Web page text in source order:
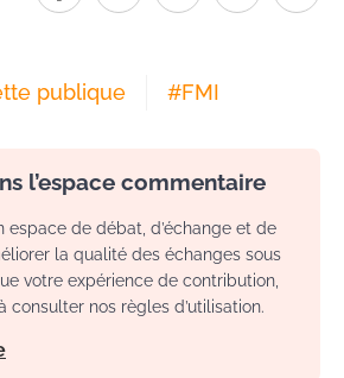
publique #FMI
l’espace commentaire
espace de débat, d’échange et de
la qualité des échanges sous
votre expérience de contribution,
consulter nos règles d’utilisation.